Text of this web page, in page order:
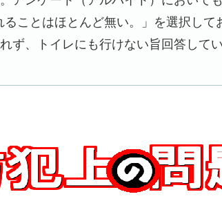
ることはほとんど無い。」を選択し
ず、トイレにも行けない旨回答してい